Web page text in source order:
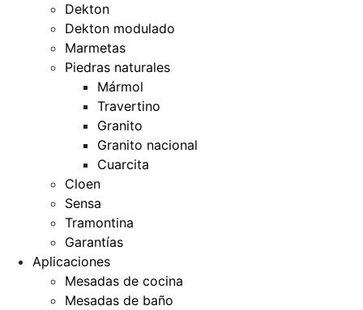
Dekton
Dekton modulado
Marmetas
Piedras naturales
Mármol
Travertino
Granito
Granito nacional
Cuarcita
Cloen
Sensa
Tramontina
Garantías
Aplicaciones
Mesadas de cocina
Mesadas de baño